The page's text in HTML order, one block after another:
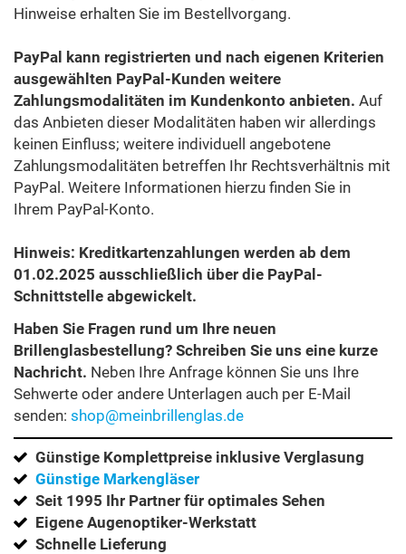
Hinweise erhalten Sie im Bestellvorgang.
PayPal kann registrierten und nach eigenen Kriterien
ausgewählten PayPal-Kunden weitere
Zahlungsmodalitäten im Kundenkonto anbieten. Auf
das Anbieten dieser Modalitäten haben wir allerdings
keinen Einfluss; weitere individuell angebotene
Zahlungsmodalitäten betreffen Ihr Rechtsverhältnis mit
PayPal. Weitere Informationen hierzu finden Sie in
Ihrem PayPal-Konto.
Hinweis: Kreditkartenzahlungen werden ab dem
01.02.2025 ausschließlich über die PayPal-
Schnittstelle abgewickelt.
Haben Sie Fragen rund um Ihre neuen
Brillenglasbestellung? Schreiben Sie uns eine kurze
Nachricht. Neben Ihre Anfrage können Sie uns Ihre
Sehwerte oder andere Unterlagen auch per E-Mail
senden: shop@meinbrillenglas.de
Günstige Komplettpreise inklusive Verglasung
Günstige Markengläser
Seit 1995 Ihr Partner für optimales Sehen
Eigene Augenoptiker-Werkstatt
Schnelle Lieferung